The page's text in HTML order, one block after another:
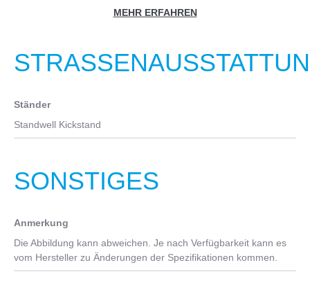
FSA Bosch E-Bike w/ custom Ai offset, 38T
Shimano Deore 5100, 11-51, 11-speed
Shimano HG601, 11-speed
Sattel
Sattelstütze
Suspension Seatpost - 350mm (S/M), 400mm (L)
Cannondale Fitness
MEHR ERFAHREN
STRASSENAUSSTATTUNG
Ständer
Standwell Kickstand
SONSTIGES
Anmerkung
Die Abbildung kann abweichen. Je nach Verfügbarkeit kann es
vom Hersteller zu Änderungen der Spezifikationen kommen.